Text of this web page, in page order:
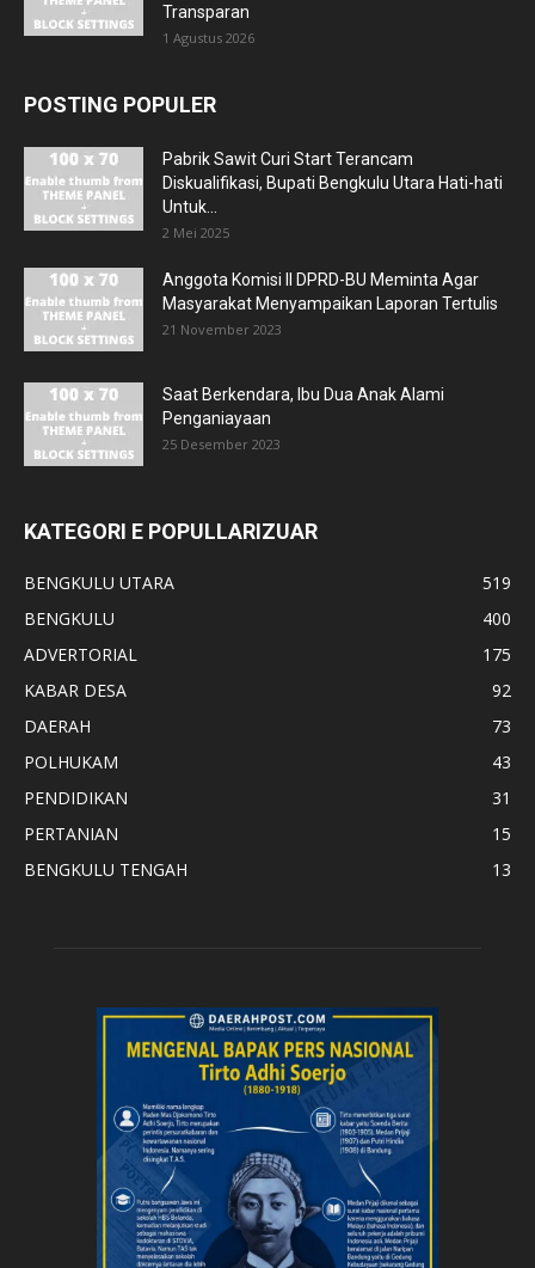
Transparan
1 Agustus 2026
POSTING POPULER
Pabrik Sawit Curi Start Terancam
Diskualifikasi, Bupati Bengkulu Utara Hati-hati
Untuk...
2 Mei 2025
Anggota Komisi II DPRD-BU Meminta Agar
Masyarakat Menyampaikan Laporan Tertulis
21 November 2023
Saat Berkendara, Ibu Dua Anak Alami
Penganiayaan
25 Desember 2023
KATEGORI E POPULLARIZUAR
BENGKULU UTARA
519
BENGKULU
400
ADVERTORIAL
175
KABAR DESA
92
DAERAH
73
POLHUKAM
43
PENDIDIKAN
31
PERTANIAN
15
BENGKULU TENGAH
13